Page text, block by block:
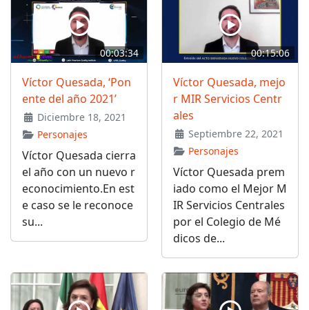
00:03:34
Víctor Quesada, ‘Pon
ente del año 2021’
Diciembre 18, 2021
Personajes
Víctor Quesada cierra
el año con un nuevo r
econocimiento.En est
e caso se le reconoce
su...
00:15:06
Víctor Quesada, mejo
r MIR Servicios Centr
ales
Septiembre 22, 2021
Personajes
Víctor Quesada prem
iado como el Mejor M
IR Servicios Centrales
por el Colegio de Mé
dicos de...